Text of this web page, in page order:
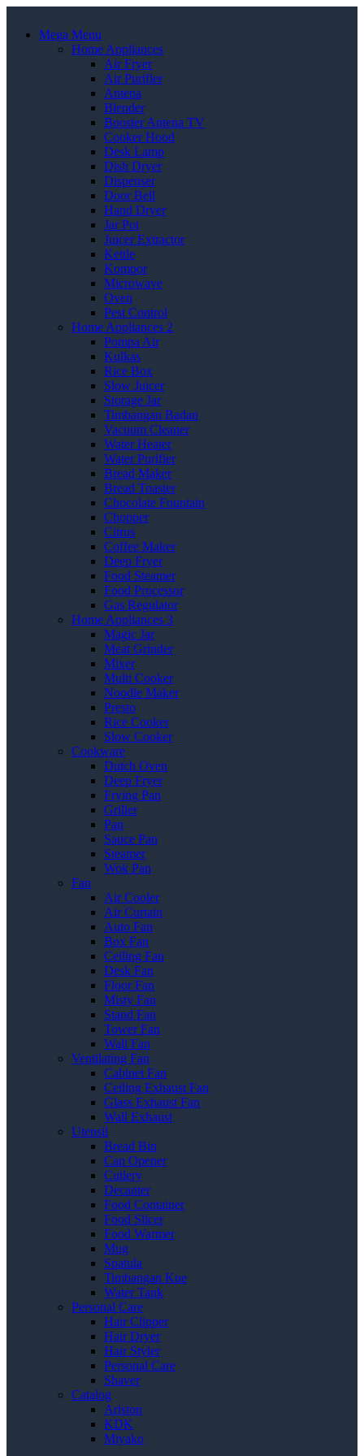
Mega Menu
Home Appliances
Air Fryer
Air Purifier
Antena
Blender
Booster Antena TV
Cooker Hood
Desk Lamp
Dish Dryer
Dispenser
Door Bell
Hand Dryer
Jar Pot
Juicer Extractor
Kettle
Kompor
Microwave
Oven
Pest Control
Home Appliances 2
Pompa Air
Kulkas
Rice Box
Slow Juicer
Storage Jar
Timbangan Badan
Vacuum Cleaner
Water Heater
Water Purifier
Bread Maker
Bread Toaster
Chocolate Fountain
Chopper
Citrus
Coffee Maker
Deep Fryer
Food Steamer
Food Processor
Gas Regulator
Home Appliances 3
Magic Jar
Meat Grinder
Mixer
Multi Cooker
Noodle Maker
Presto
Rice Cooker
Slow Cooker
Cookware
Dutch Oven
Deep Fryer
Frying Pan
Griller
Pan
Sauce Pan
Steamer
Wok Pan
Fan
Air Cooler
Air Curtain
Auto Fan
Box Fan
Ceiling Fan
Desk Fan
Floor Fan
Misty Fan
Stand Fan
Tower Fan
Wall Fan
Ventilating Fan
Cabinet Fan
Ceiling Exhaust Fan
Glass Exhaust Fan
Wall Exhaust
Utensil
Bread Bin
Can Opener
Cutlery
Decanter
Food Container
Food Slicer
Food Warmer
Mug
Spatula
Timbangan Kue
Water Tank
Personal Care
Hair Clipper
Hair Dryer
Hair Styler
Personal Care
Shaver
Catalog
Ariston
KDK
Miyako